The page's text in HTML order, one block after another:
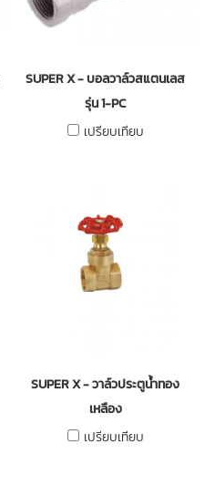
SUPER X - บอลวาล์วสแตนเลส
รุ่น 1-PC
เปรียบเทียบ
SUPER X - วาล์วประตูน้ำทอง
เหลือง
เปรียบเทียบ